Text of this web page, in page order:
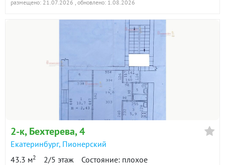
размещено: 21.07.2026 , обновлено: 1.08.2026
2-к, Бехтерева, 4
Екатеринбург, Пионерский
43.3 м2 2/5 этаж Состояние: плохое